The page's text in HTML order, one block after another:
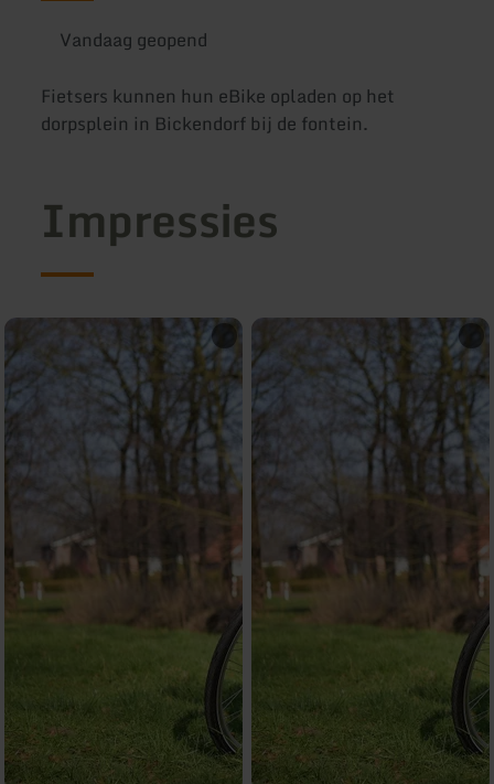
Vandaag geopend
Fietsers kunnen hun eBike opladen op het
dorpsplein in Bickendorf bij de fontein.
Impressies